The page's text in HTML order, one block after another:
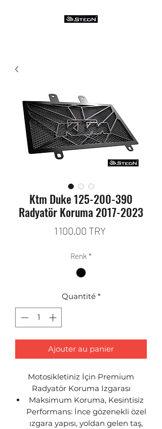
Ktm Duke 125-200-390
Radyatör Koruma 2017-2023
1 100,00 TRYPrix
Renk *
Quantité *
Ajouter au panier
Motosikletiniz İçin Premium
Radyatör Koruma Izgarası
Maksimum Koruma, Kesintisiz
Performans: İnce gözenekli özel
ızgara yapısı, yoldan gelen taş,